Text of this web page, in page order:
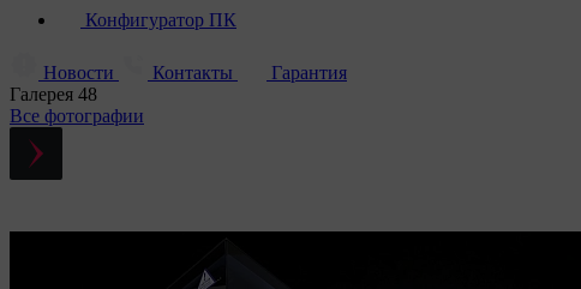
Конфигуратор ПК
Новости Контакты
Гарантия
Галерея 48
Все фотографии